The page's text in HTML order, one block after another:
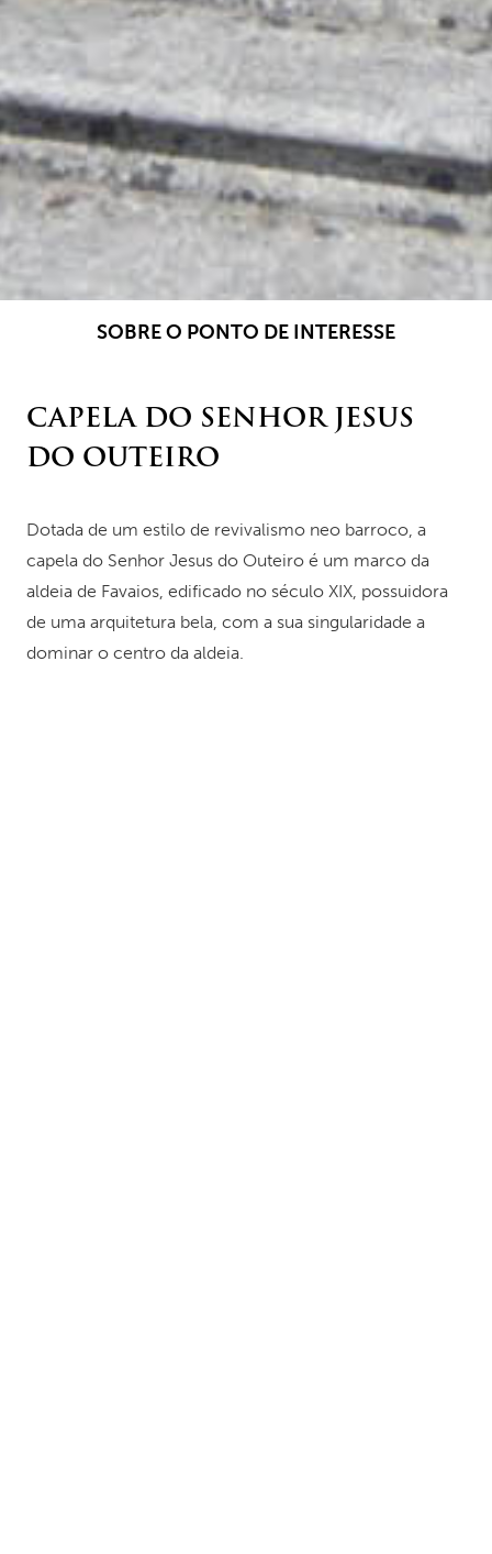
SOBRE O PONTO DE INTERESSE
CAPELA DO SENHOR JESUS
DO OUTEIRO
Dotada de um estilo de revivalismo neo barroco, a
capela do Senhor Jesus do Outeiro é um marco da
aldeia de Favaios, edificado no século XIX, possuidora
de uma arquitetura bela, com a sua singularidade a
dominar o centro da aldeia.